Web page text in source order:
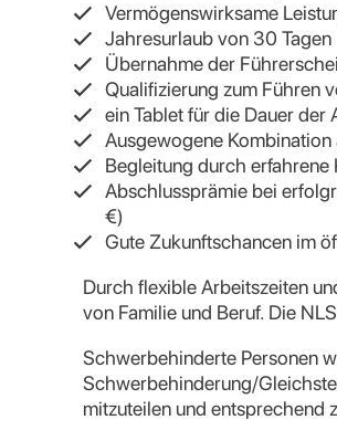
Vermögenswirksame
Jahresurlaub von 30 Tagen
Übernahme der
Qualifizierung zum Führen
ein Tablet für die Dauer der
Ausgewogene
Begleitung durch
Abschlussprämie bei
€)
Gute Zukunftschancen im
Durch flexible Arbeitszeiten
von Familie und Beruf. Die
Schwerbehinderte Personen
Schwerbehinderung/
mitzuteilen und entsprechend